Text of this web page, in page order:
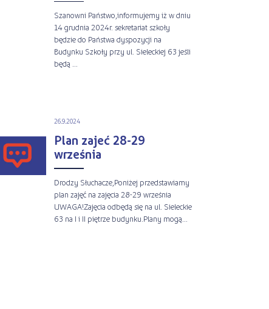
Szanowni Państwo,informujemy iż w dniu
14 grudnia 2024r. sekretariat szkoły
będzie do Państwa dyspozycji na
Budynku Szkoły przy ul. Sieleckiej 63 jeśli
będą ...
26.9.2024
Plan zajeć 28-29
września
Drodzy Słuchacze,Poniżej przedstawiamy
plan zajęć na zajęcia 28-29 września
UWAGA!Zajęcia odbędą się na ul. Sieleckie
63 na I i II piętrze budynku.Plany mogą...